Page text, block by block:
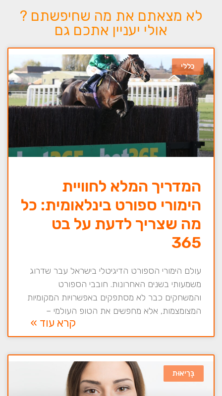
לא מצאתם את מה שחיפשתם ?
אולי יעניין אתכם גם
כללי
המדריך המלא לחוויית
הימורי ספורט בינלאומית: כל
מה שצריך לדעת על בט
365
עולם הימורי הספורט הדיגיטלי בישראל עבר שדרוג
משמעותי בשנים האחרונות. חובבי הספורט
והמשחקים כבר לא מסתפקים באפשרויות המקומיות
המצומצמות, אלא מחפשים את הטופ העולמי –
קרא עוד »
בְּרִיאוּת